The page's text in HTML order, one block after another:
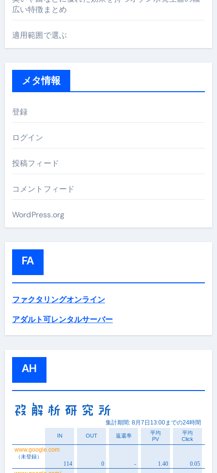
広い特徴まとめ
適用範囲で選ぶ
メタ情報
登録
ログイン
投稿フィード
コメントフィード
WordPress.org
FA
ファクタリングオンライン
アダルト可レンタルサーバー
AH